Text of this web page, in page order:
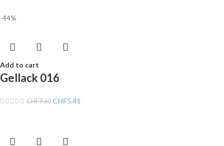
-44%
Add to cart
Gellack 016
CHF9.60 CHF5.41